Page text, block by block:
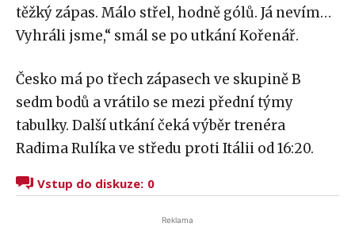
těžký zápas. Málo střel, hodně gólů. Já nevím…
Vyhráli jsme,“ smál se po utkání Kořenář.
Česko má po třech zápasech ve skupině B
sedm bodů a vrátilo se mezi přední týmy
tabulky. Další utkání čeká výběr trenéra
Radima Rulíka ve středu proti Itálii od 16:20.
Vstup do diskuze: 0
Reklama